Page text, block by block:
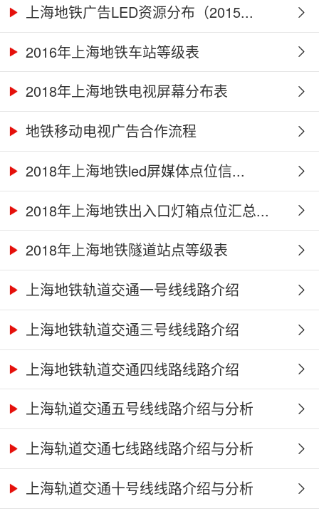
上海地铁广告LED资源分布（2015...
2016年上海地铁车站等级表
2018年上海地铁电视屏幕分布表
地铁移动电视广告合作流程
2018年上海地铁led屏媒体点位信...
2018年上海地铁出入口灯箱点位汇总...
2018年上海地铁隧道站点等级表
上海地铁轨道交通一号线线路介绍
上海地铁轨道交通三号线线路介绍
上海地铁轨道交通四线路线路介绍
上海轨道交通五号线线路介绍与分析
上海轨道交通七线路线路介绍与分析
上海轨道交通十号线线路介绍与分析